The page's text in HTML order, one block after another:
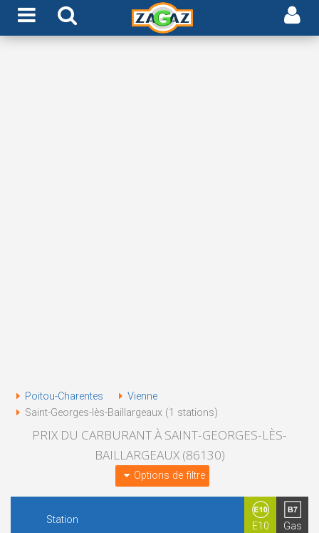
Poitou-Charentes
Vienne
Saint-Georges-lès-Baillargeaux (1 stations)
PRIX DU CARBURANT À SAINT-GEORGES-LÈS-
BAILLARGEAUX (86130)
Options de filtre
Station
E10 Gas